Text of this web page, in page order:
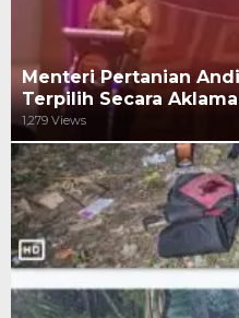
Menteri Pertanian
Terpilih Secara
1,279 Views